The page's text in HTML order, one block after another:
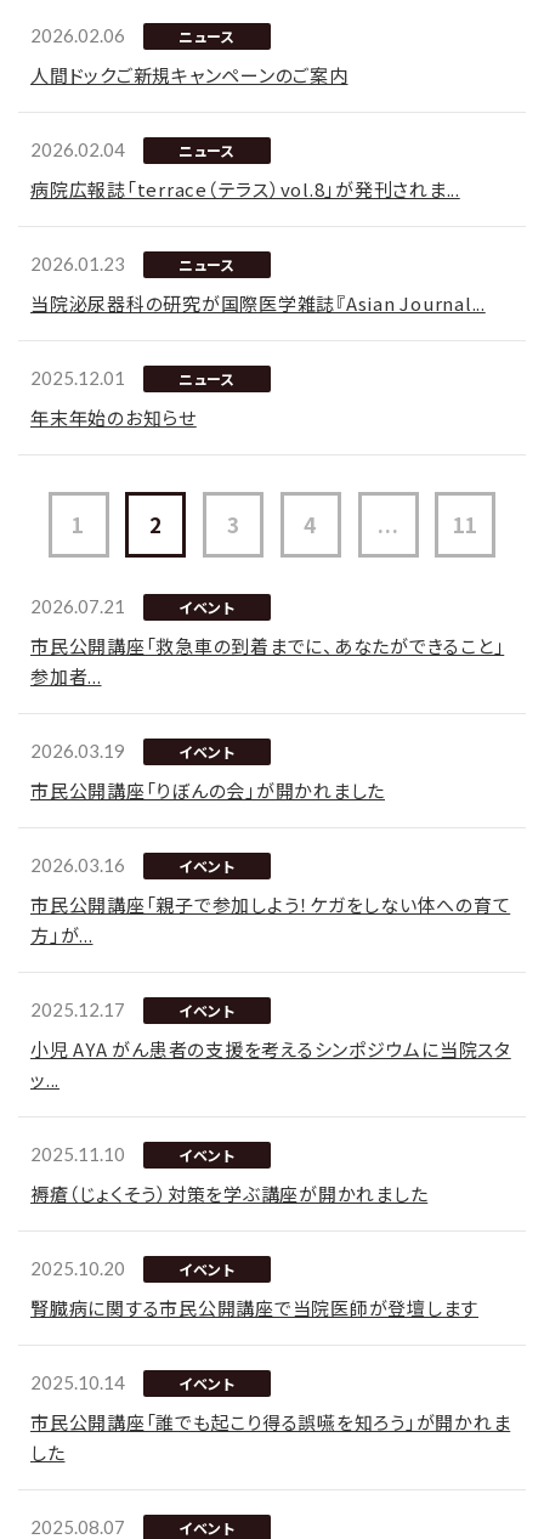
2026.02.06 ニュース
人間ドックご新規キャンペーンのご案内
2026.02.04 ニュース
病院広報誌「terrace（テラス）vol.8」が発刊されま...
2026.01.23 ニュース
当院泌尿器科の研究が国際医学雑誌『Asian Journal...
2025.12.01 ニュース
年末年始のお知らせ
1 2 3 4 ... 11
2026.07.21 イベント
市民公開講座「救急車の到着までに、あなたができること」
参加者...
2026.03.19 イベント
市民公開講座「りぼんの会」が開かれました
2026.03.16 イベント
市民公開講座「親子で参加しよう！ケガをしない体への育て
方」が...
2025.12.17 イベント
小児 AYA がん患者の支援を考えるシンポジウムに当院スタ
ッ...
2025.11.10 イベント
褥瘡（じょくそう）対策を学ぶ講座が開かれました
2025.10.20 イベント
腎臓病に関する市民公開講座で当院医師が登壇します
2025.10.14 イベント
市民公開講座「誰でも起こり得る誤嚥を知ろう」が開かれま
した
2025.08.07 イベント